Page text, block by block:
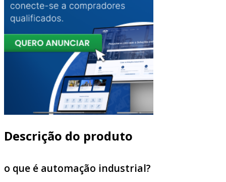
Descrição do produto
o que é automação industrial?